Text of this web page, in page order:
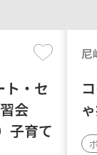
ト・セ
会
子育て
尼